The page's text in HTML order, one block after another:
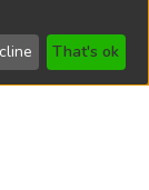
That's ok